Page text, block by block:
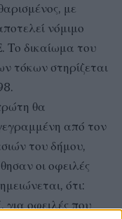
με
νόμιμο
Το δικαίωμα του
τόκων στηρίζεται
θα
από τον
του δήμου,
οι οφειλές
ότι:
για οφειλές που